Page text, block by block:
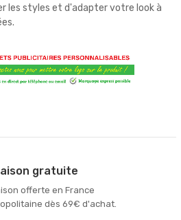
les styles et d'adapter votre look à
gratuite
offerte en France
dès 69€ d'achat.